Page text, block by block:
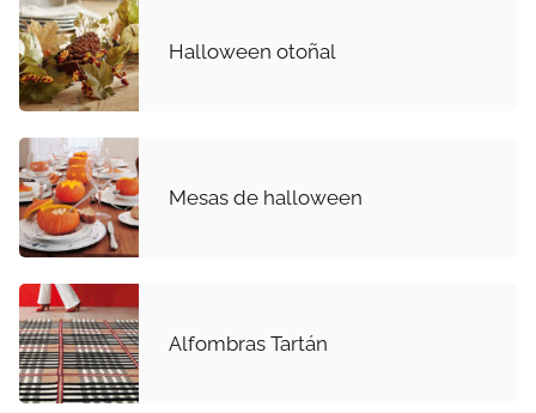
Halloween otoñal
Mesas de halloween
Alfombras Tartán